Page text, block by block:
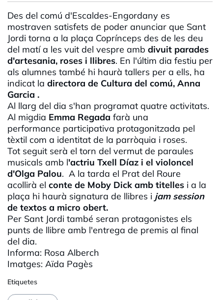
Des del comú d'Escaldes-Engordany es
mostraven satisfets de poder anunciar que Sant
Jordi torna a la plaça Coprínceps des de les deu
del matí a les vuit del vespre amb divuit parades
d'artesania, roses i llibres. En l'últim dia festiu per
als alumnes també hi haurà tallers per a ells, ha
indicat la directora de Cultura del comú, Anna
Garcia .
Al llarg del dia s'han programat quatre activitats.
Al migdia Emma Regada farà una
performance participativa protagonitzada pel
tèxtil com a identitat de la parròquia i roses.
Tot seguit serà el torn del vermut de paraules
musicals amb l'actriu Txell Díaz i el violoncel
d'Olga Palou. A la tarda el Prat del Roure
acollirà el conte de Moby Dick amb titelles i a la
plaça hi haurà signatura de llibres i jam session
de textos a micro obert.
Per Sant Jordi també seran protagonistes els
punts de llibre amb l'entrega de premis al final
del dia.
Informa: Rosa Alberch
Imatges: Aïda Pagès
Etiquetes